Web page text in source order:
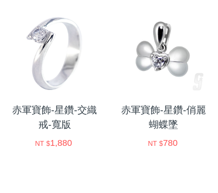
赤軍寶飾-星鑽-交織
戒-寬版
NT $1,880
赤軍寶飾-星鑽-俏麗
蝴蝶墜
NT $780